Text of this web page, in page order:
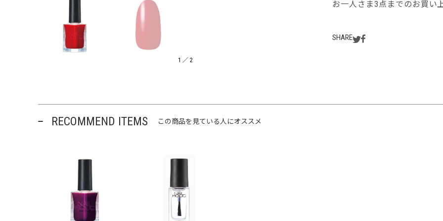
1 ／ 2
お一人さま3点までのお買い
SHARE
RECOMMEND ITEMS この商品を見ている人にオススメ